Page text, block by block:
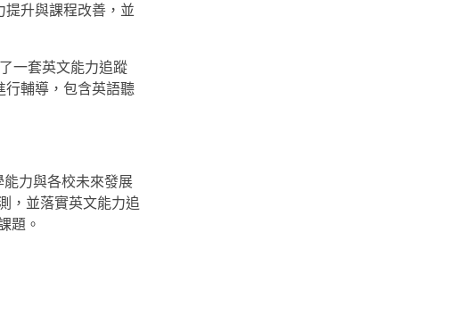
提升與課程改善，並
一套英文能力追蹤
行輔導，包含英語聽
力與各校未來發展
，並落實英文能力追
題。